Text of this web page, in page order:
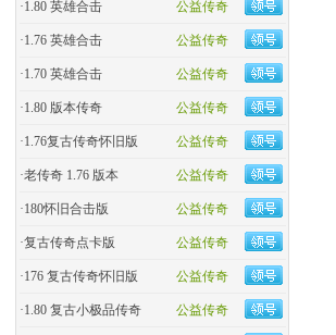
公益传奇
·1.80 英雄合击
公益传奇
·1.76 英雄合击
公益传奇
·1.70 英雄合击
公益传奇
·1.80 版本传奇
公益传奇
·1.76复古传奇怀旧版
公益传奇
·老传奇 1.76 版本
公益传奇
·180怀旧合击版
公益传奇
·复古传奇点卡版
公益传奇
·176 复古传奇怀旧版
公益传奇
·1.80 复古小极品传奇